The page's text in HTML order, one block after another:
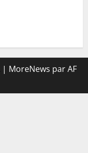
| MoreNews par AF